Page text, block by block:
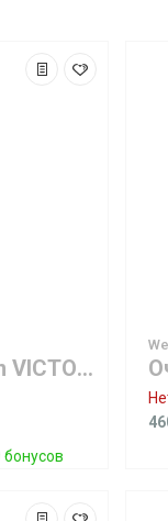
Очки Ocean VICTORIA bamboo dark brown with Revo green
бонусов